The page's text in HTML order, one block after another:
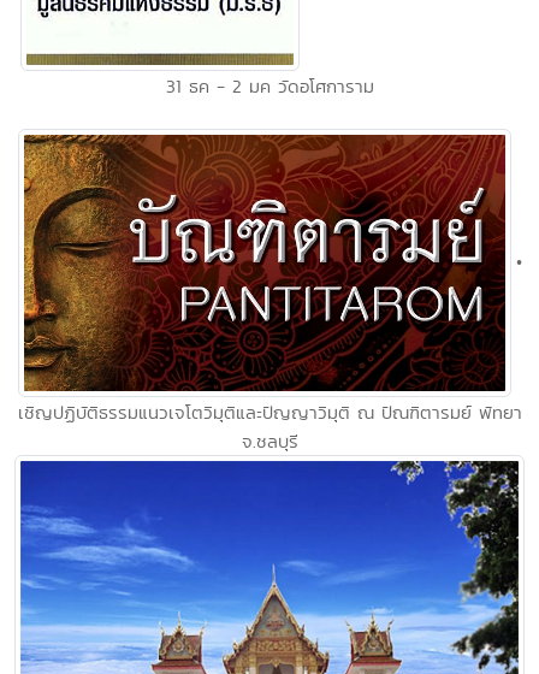
31 ธค - 2 มค วัดอโศการาม
•
เชิญปฏิบัติธรรมแนวเจโตวิมุติและปัญญาวิมุติ ณ ปัณฑิตารมย์ พัทยา
จ.ชลบุรี